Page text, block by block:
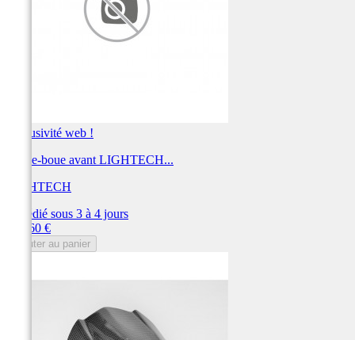
Exclusivité web !
Garde-boue avant LIGHTECH...
LIGHTECH
Expédié sous 3 à 4 jours
273,60 €
Ajouter au panier